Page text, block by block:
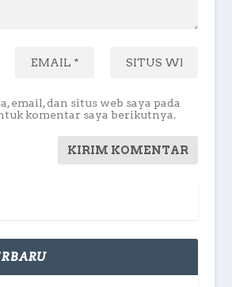
email, dan situs web saya pada
komentar saya berikutnya.